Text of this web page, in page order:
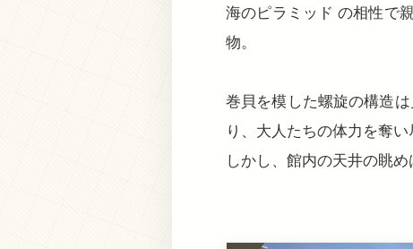
海のピラミッド の相性で
物。
巻貝を模した螺旋の構造
り、大人たちの体力を奪
しかし、館内の天井の眺